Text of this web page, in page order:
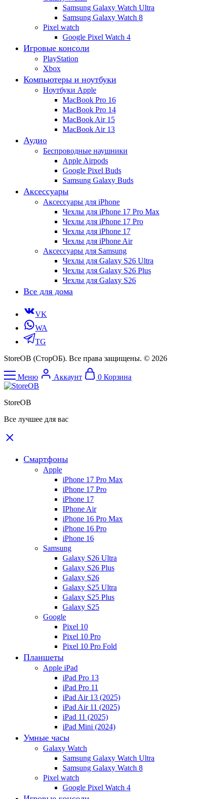
Samsung Galaxy Watch Ultra
Samsung Galaxy Watch 8
Pixel watch
Google Pixel Watch 4
Игровые консоли
PlayStation
Xbox
Компьютеры и ноутбуки
Ноутбуки Apple
MacBook Pro 16
MacBook Pro 14
MacBook Air 15
MacBook Air 13
Аудио
Беспроводные наушники
Apple Airpods
Google Pixel Buds
Samsung Galaxy Buds
Аксессуары
Аксессуары для iPhone
Чехлы для iPhone 17 Pro Max
Чехлы для iPhone 17 Pro
Чехлы для iPhone 17
Чехлы для iPhone Air
Аксессуары для Samsung
Чехлы для Galaxy S26 Ultra
Чехлы для Galaxy S26 Plus
Чехлы для Galaxy S26
Все для дома
VK
WA
TG
StoreOB (CторОБ). Все права защищены. © 2026
Меню Аккаунт 0 Корзина
StoreOB
Все лучшее для вас
Смартфоны
Apple
iPhone 17 Pro Max
iPhone 17 Pro
iPhone 17
IPhone Air
iPhone 16 Pro Max
iPhone 16 Pro
iPhone 16
Samsung
Galaxy S26 Ultra
Galaxy S26 Plus
Galaxy S26
Galaxy S25 Ultra
Galaxy S25 Plus
Galaxy S25
Google
Pixel 10
Pixel 10 Pro
Pixel 10 Pro Fold
Планшеты
Apple iPad
iPad Pro 13
iPad Pro 11
iPad Air 13 (2025)
iPad Air 11 (2025)
iPad 11 (2025)
iPad Mini (2024)
Умные часы
Galaxy Watch
Samsung Galaxy Watch Ultra
Samsung Galaxy Watch 8
Pixel watch
Google Pixel Watch 4